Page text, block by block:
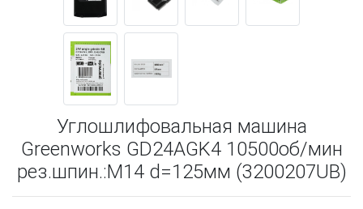
Углошлифовальная машина
Greenworks GD24AGK4 10500об/мин
рез.шпин.:M14 d=125мм (3200207UB)